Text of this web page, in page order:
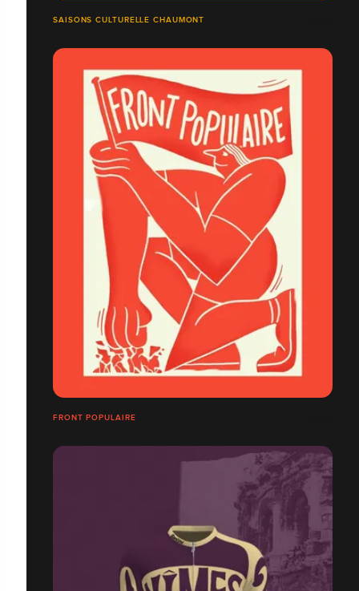
SAISONS CULTURELLE CHAUMONT
FRONT POPULAIRE